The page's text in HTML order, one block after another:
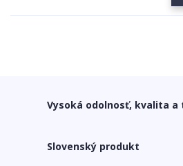
Vysoká odolnosť, kvalita
Slovenský produkt